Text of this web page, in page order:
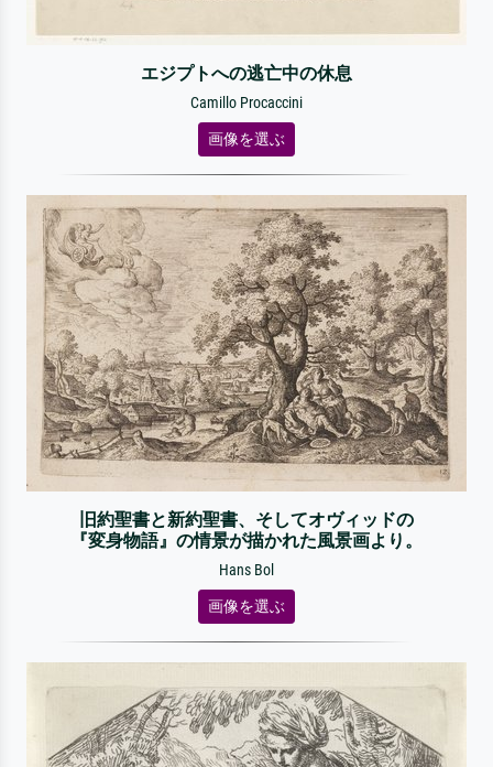
エジプトへの逃亡中の休息
Camillo Procaccini
画像を選ぶ
旧約聖書と新約聖書、そしてオヴィッドの
『変身物語』の情景が描かれた風景画より。
Hans Bol
画像を選ぶ